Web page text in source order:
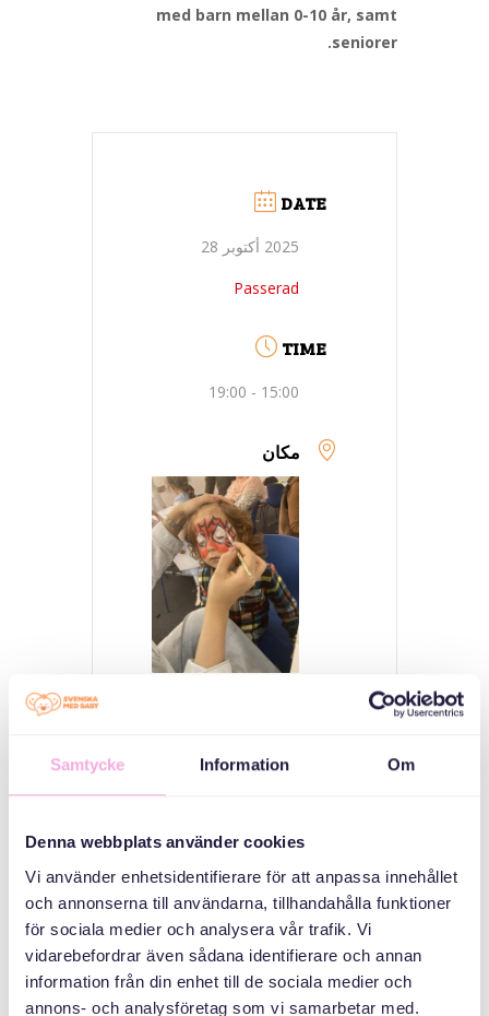
Samtycke Information Om
Denna webbplats använder cookies
Vi använder enhetsidentifierare för att anpassa innehållet
och annonserna till användarna, tillhandahålla funktioner
för sociala medier och analysera vår trafik. Vi
vidarebefordrar även sådana identifierare och annan
information från din enhet till de sociala medier och
annons- och analysföretag som vi samarbetar med.
med barn mellan 0-10 år, samt
seniorer.
DATE
2025 أكتوبر 28
Passerad
TIME
15:00 - 19:00
مكان
Mötesplats -
Welcome house
منظم